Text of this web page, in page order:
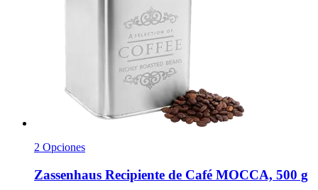
2 Opciones
Zassenhaus Recipiente de Café MOCCA, 500 g